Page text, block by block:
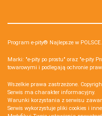
Program e-pity® Najlepsze w POLSCE.
Marki: "e-pity po prostu" oraz "e-pity
towarowymi i podlegają ochronie
Wszelkie prawa zastrzeżone.
Serwis ma charakter informacyjny.
Warunki korzystania z serwisu
Serwis wykorzystuje pliki cookies i